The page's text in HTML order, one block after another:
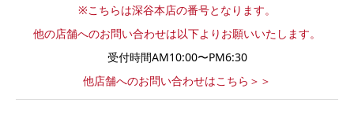
※こちらは深谷本店の番号となります。
他の店舗へのお問い合わせは以下よりお願いいたします。
受付時間AM10:00〜PM6:30
他店舗へのお問い合わせはこちら＞＞